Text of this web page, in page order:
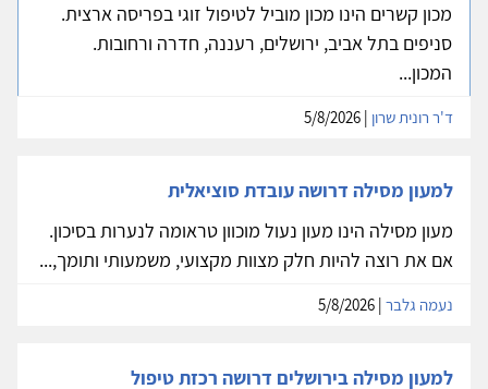
מכון קשרים הינו מכון מוביל לטיפול זוגי בפריסה ארצית.
סניפים בתל אביב, ירושלים, רעננה, חדרה ורחובות.
המכון...
ד'ר רונית שרון
למעון מסילה דרושה עובדת סוציאלית
מעון מסילה הינו מעון נעול מוכוון טראומה לנערות בסיכון.
אם את רוצה להיות חלק מצוות מקצועי, משמעותי ותומך,...
נעמה גלבר
למעון מסילה בירושלים דרושה רכזת טיפול